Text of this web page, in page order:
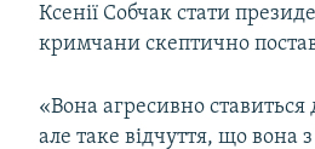
Ксенії Собчак стати
кримчани скептично
«Вона агресивно ставиться
але таке відчуття, що вона